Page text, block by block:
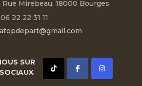
Rue Mirebeau, 18000 Bourges
06 22 22 31 11
SUR